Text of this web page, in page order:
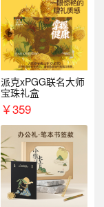
派克xPGG联名大师
宝珠礼盒
￥359